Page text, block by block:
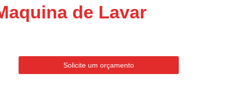
Portatil Philco
Tipo Portatil
Condicionado Portatil Philco
Ar Condicionado Portatil
de Lavar
Solicite um orçamento